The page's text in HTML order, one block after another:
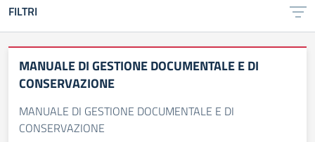
FILTRI
MANUALE DI GESTIONE DOCUMENTALE E DI
CONSERVAZIONE
MANUALE DI GESTIONE DOCUMENTALE E DI
CONSERVAZIONE